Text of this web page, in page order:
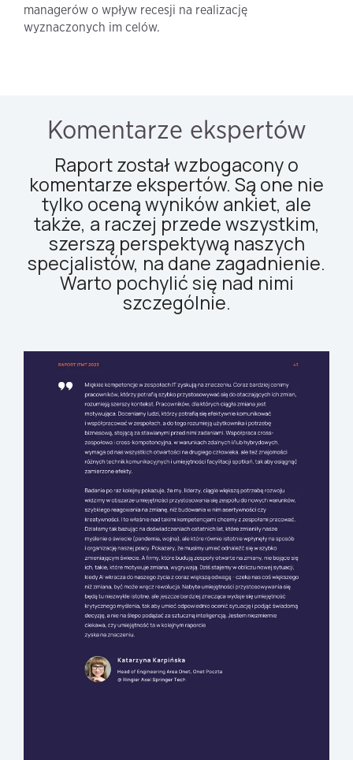
managerów o wpływ recesji na realizację
wyznaczonych im celów.
Komentarze ekspertów
Raport został wzbogacony o
komentarze ekspertów. Są one nie
tylko oceną wyników ankiet, ale
także, a raczej przede wszystkim,
szerszą perspektywą naszych
specjalistów, na dane zagadnienie.
Warto pochylić się nad nimi
szczególnie.